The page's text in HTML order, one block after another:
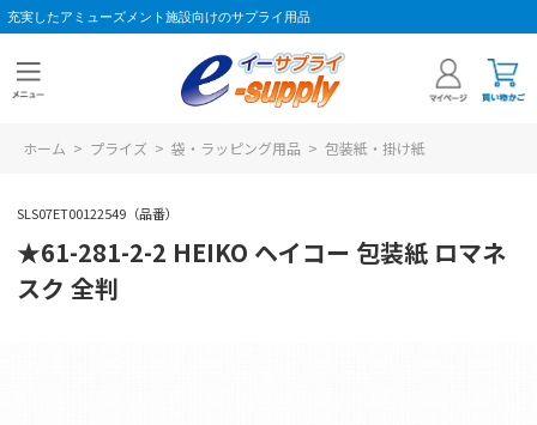
充実したアミューズメント施設向けのサプライ用品
ホーム > プライズ > 袋・ラッピング用品 > 包装紙・掛け紙
SLS07ET00122549（品番）
★61-281-2-2 HEIKO ヘイコー 包装紙 ロマネ
スク 全判